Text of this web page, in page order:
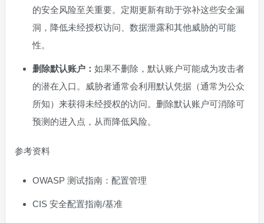
的安全风险至关重要。定期更新有助于弥补这些安全漏
洞，降低未经授权访问、数据泄露和其他威胁的可能
性。
删除默认账户： 如果不删除，默认账户可能成为攻击者
的潜在入口。威胁者通常会利用默认凭据（通常为公众
所知）来获得未经授权的访问。删除默认账户可消除可
预测的进入点，从而降低风险。
参考资料
OWASP 测试指南：配置管理
CIS 安全配置指南/基准